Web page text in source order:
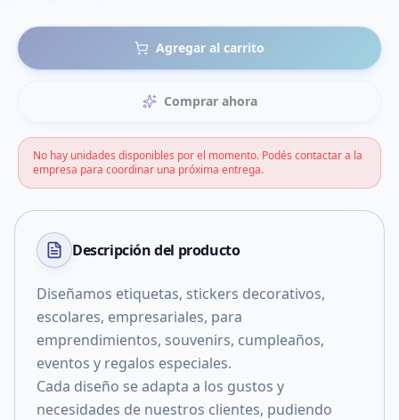
Agregar al carrito
Comprar ahora
No hay unidades disponibles por el momento. Podés contactar a la
empresa para coordinar una próxima entrega.
Descripción del producto
Diseñamos etiquetas, stickers decorativos,
escolares, empresariales, para
emprendimientos, souvenirs, cumpleaños,
eventos y regalos especiales.
Cada diseño se adapta a los gustos y
necesidades de nuestros clientes, pudiendo